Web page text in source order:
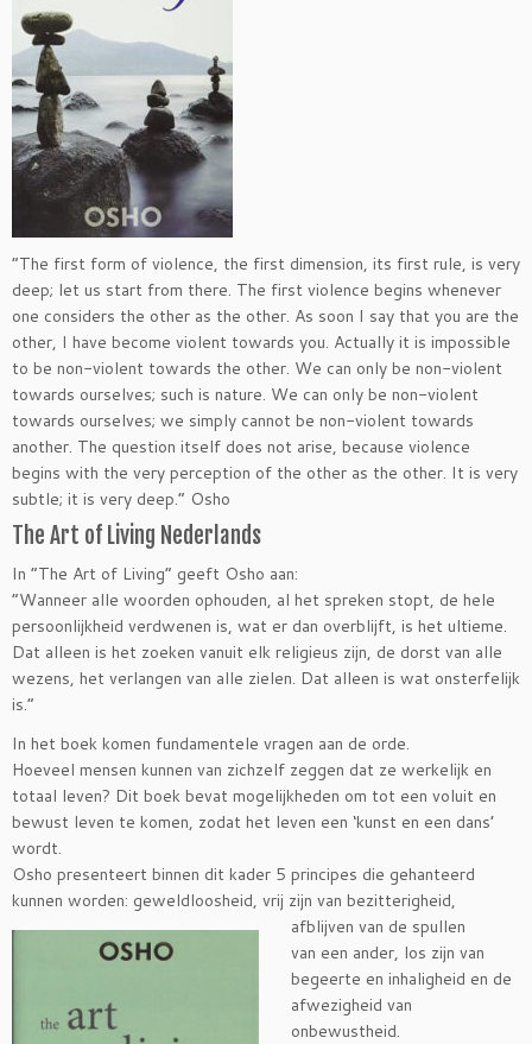
“The first form of violence, the first dimension, its first rule, is very
deep; let us start from there. The first violence begins whenever
one considers the other as the other. As soon I say that you are the
other, I have become violent towards you. Actually it is impossible
to be non-violent towards the other. We can only be non-violent
towards ourselves; such is nature. We can only be non-violent
towards ourselves; we simply cannot be non-violent towards
another. The question itself does not arise, because violence
begins with the very perception of the other as the other. It is very
subtle; it is very deep.” Osho
The Art of Living Nederlands
In “The Art of Living” geeft Osho aan:
“Wanneer alle woorden ophouden, al het spreken stopt, de hele
persoonlijkheid verdwenen is, wat er dan overblijft, is het ultieme.
Dat alleen is het zoeken vanuit elk religieus zijn, de dorst van alle
wezens, het verlangen van alle zielen. Dat alleen is wat onsterfelijk
is.”
In het boek komen fundamentele vragen aan de orde.
Hoeveel mensen kunnen van zichzelf zeggen dat ze werkelijk en
totaal leven? Dit boek bevat mogelijkheden om tot een voluit en
bewust leven te komen, zodat het leven een ‘kunst en een dans’
wordt.
Osho presenteert binnen dit kader 5 principes die gehanteerd
kunnen worden: geweldloosheid, vrij zijn van bezitterigheid,
afblijven van de spullen
van een ander, los zijn van
begeerte en inhaligheid en de
afwezigheid van
onbewustheid.